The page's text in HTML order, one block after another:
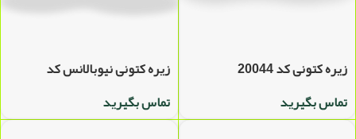
زیره کتونی کد 20044
تماس بگیرید
زیره کتونی نیوبالانس کد
تماس بگیرید